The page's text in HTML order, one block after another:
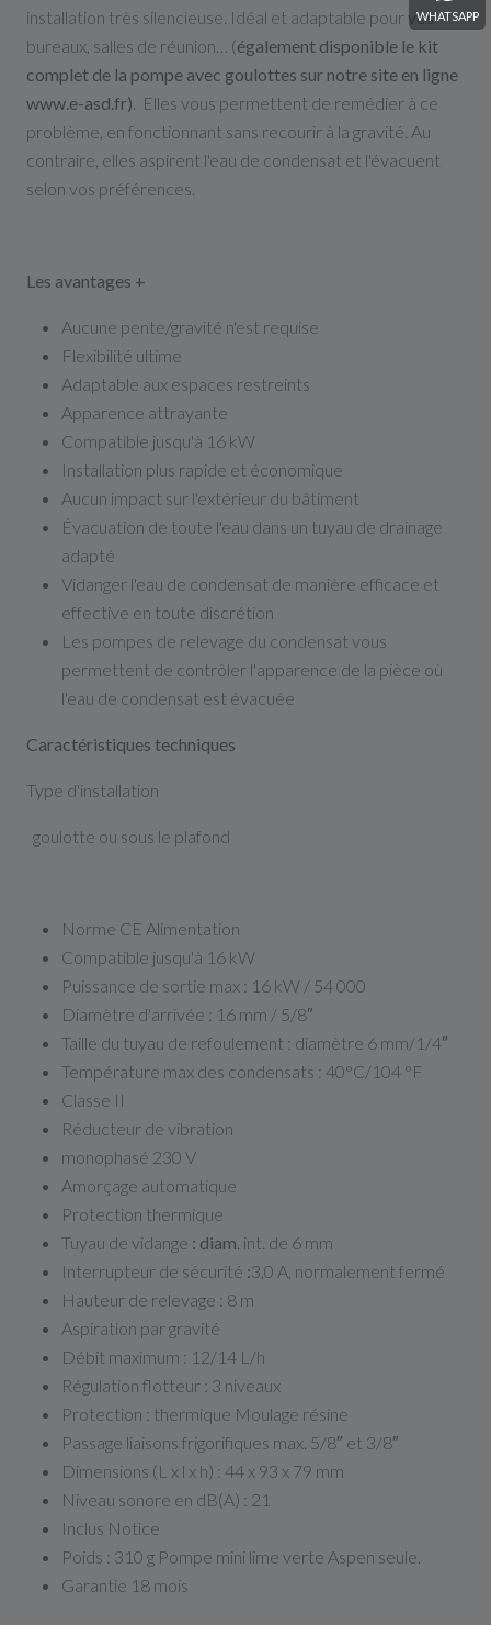
WHATSAPP
installation très silencieuse. Idéal et adaptable pour vos
bureaux, salles de réunion… (également disponible le kit
complet de la pompe avec goulottes sur notre site en ligne
www.e-asd.fr) . Elles vous permettent de remédier à ce
problème, en fonctionnant sans recourir à la gravité. Au
contraire, elles aspirent l'eau de condensat et l'évacuent
selon vos préférences.
Les avantages +
Aucune pente/gravité n'est requise
Flexibilité ultime
Adaptable aux espaces restreints
Apparence attrayante
Compatible jusqu'à 16 kW
Installation plus rapide et économique
Aucun impact sur l'extérieur du bâtiment
Évacuation de toute l'eau dans un tuyau de drainage
adapté
Vidanger l'eau de condensat de manière efficace et
effective en toute discrétion
Les pompes de relevage du condensat vous
permettent de contrôler l'apparence de la pièce où
l'eau de condensat est évacuée
Caractéristiques techniques
Type d'installation
goulotte ou sous le plafond
Norme CE Alimentation
Compatible jusqu'à 16 kW
Puissance de sortie max : 16 kW / 54 000
Diamètre d'arrivée : 16 mm / 5/8″
Taille du tuyau de refoulement : diamètre 6 mm/1/4″
Température max des condensats : 40°C/104 °F
Classe II
Réducteur de vibration
monophasé 230 V
Amorçage automatique
Protection thermique
Tuyau de vidange : diam . int. de 6 mm
Interrupteur de sécurité :3,0 A, normalement fermé
Hauteur de relevage : 8 m
Aspiration par gravité
Débit maximum : 12/14 L/h
Régulation flotteur : 3 niveaux
Protection : thermique Moulage résine
Passage liaisons frigorifiques max. 5/8″ et 3/8″
Dimensions (L x l x h) : 44 x 93 x 79 mm
Niveau sonore en dB(A) : 21
Inclus Notice
Poids : 310 g Pompe mini lime verte Aspen seule.
Garantie 18 mois